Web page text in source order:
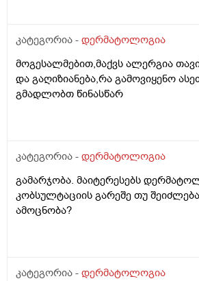
გაღიზიანება თავზე და ყურებში.
მაინტერესებს, რისი ბრალი
მაინც ბრუნდება დროდადრო
კატეგორია - დერმატოლოგია
მოგესალმებით,მაქვს ალერგია
და გაღიზიანება,რა გამოვიყენო
გმადლობთ წინასწარ
კატეგორია - დერმატოლოგია
გამარჯობა. მაიტერესებს
კობსულტაციის გარეშე თუ
ამოცნობა?
კატეგორია - დერმატოლოგია